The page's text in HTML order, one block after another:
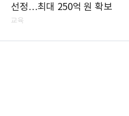
선정…최대 250억 원 확보
교육